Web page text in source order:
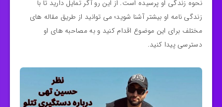
نحوه زندگی او پرسیده است. از این رو آگر تمایل دارید تا با
زندگی نامه او بیشتر آشنا شوید؛ می توانید از طریق مقاله های
مختلف برای این موضوع اقدام کنید و به مصاحبه های او
دسترسی پیدا کنید.